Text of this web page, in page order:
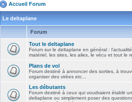
Accueil Forum
Le deltaplane
Forum
Tout le deltaplane
Forum sur le deltaplane en général :
matériel, les sites, les ailes, le vécu et tout le
Plans de vol
Forum destiné à annoncer des sorties, à
organiser des virées etc...
Les débutants
Forum destiné à ceux qui voudraient établir
deltaplane ou simplement poser des